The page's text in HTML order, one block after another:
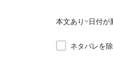
本文あり 日付が
ネタバレを